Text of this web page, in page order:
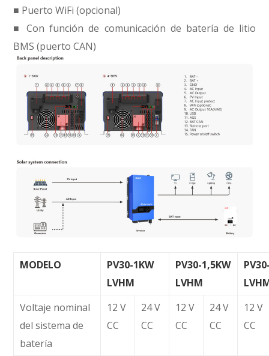
■ Puerto WiFi (opcional)
■ Con función de comunicación de batería de litio
BMS (puerto CAN)
MODELO
PV30-1KW
LVHM
PV30-1,5KW
LVHM
Voltaje nominal
del sistema de
batería
12 V
CC
24 V
CC
12 V
CC
24 V
CC
12 V
CC